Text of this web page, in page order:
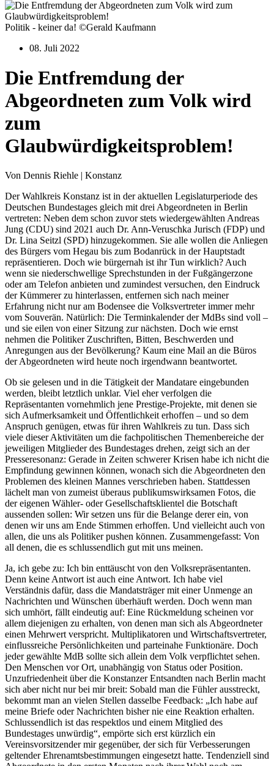
Politik - keiner da! ©Gerald Kaufmann
08. Juli 2022
Die Entfremdung der
Abgeordneten zum Volk wird
zum
Glaubwürdigkeitsproblem!
Von Dennis Riehle | Konstanz
Der Wahlkreis Konstanz ist in der aktuellen Legislaturperiode des
Deutschen Bundestages gleich mit drei Abgeordneten in Berlin
vertreten: Neben dem schon zuvor stets wiedergewählten Andreas
Jung (CDU) sind 2021 auch Dr. Ann-Veruschka Jurisch (FDP) und
Dr. Lina Seitzl (SPD) hinzugekommen. Sie alle wollen die Anliegen
des Bürgers vom Hegau bis zum Bodanrück in der Hauptstadt
repräsentieren. Doch wie bürgernah ist ihr Tun wirklich? Auch
wenn sie niederschwellige Sprechstunden in der Fußgängerzone
oder am Telefon anbieten und zumindest versuchen, den Eindruck
der Kümmerer zu hinterlassen, entfernen sich nach meiner
Erfahrung nicht nur am Bodensee die Volksvertreter immer mehr
vom Souverän. Natürlich: Die Terminkalender der MdBs sind voll –
und sie eilen von einer Sitzung zur nächsten. Doch wie ernst
nehmen die Politiker Zuschriften, Bitten, Beschwerden und
Anregungen aus der Bevölkerung? Kaum eine Mail an die Büros
der Abgeordneten wird heute noch irgendwann beantwortet.
Ob sie gelesen und in die Tätigkeit der Mandatare eingebunden
werden, bleibt letztlich unklar. Viel eher verfolgen die
Repräsentanten vornehmlich jene Prestige-Projekte, mit denen sie
sich Aufmerksamkeit und Öffentlichkeit erhoffen – und so dem
Anspruch genügen, etwas für ihren Wahlkreis zu tun. Dass sich
viele dieser Aktivitäten um die fachpolitischen Themenbereiche der
jeweiligen Mitglieder des Bundestages drehen, zeigt sich an der
Presseresonanz: Gerade in Zeiten schwerer Krisen habe ich nicht die
Empfindung gewinnen können, wonach sich die Abgeordneten den
Problemen des kleinen Mannes verschrieben haben. Stattdessen
lächelt man von zumeist überaus publikumswirksamen Fotos, die
der eigenen Wähler- oder Gesellschaftsklientel die Botschaft
aussenden sollen: Wir setzen uns für die Belange derer ein, von
denen wir uns am Ende Stimmen erhoffen. Und vielleicht auch von
allen, die uns als Politiker pushen können. Zusammengefasst: Von
all denen, die es schlussendlich gut mit uns meinen.
Ja, ich gebe zu: Ich bin enttäuscht von den Volksrepräsentanten.
Denn keine Antwort ist auch eine Antwort. Ich habe viel
Verständnis dafür, dass die Mandatsträger mit einer Unmenge an
Nachrichten und Wünschen überhäuft werden. Doch wenn man
sich umhört, fällt eindeutig auf: Eine Rückmeldung scheinen vor
allem diejenigen zu erhalten, von denen man sich als Abgeordneter
einen Mehrwert verspricht. Multiplikatoren und Wirtschaftsvertreter,
einflussreiche Persönlichkeiten und parteinahe Funktionäre. Doch
jeder gewählte MdB sollte sich allein dem Volk verpflichtet sehen.
Den Menschen vor Ort, unabhängig von Status oder Position.
Unzufriedenheit über die Konstanzer Entsandten nach Berlin macht
sich aber nicht nur bei mir breit: Sobald man die Fühler ausstreckt,
bekommt man an vielen Stellen dasselbe Feedback: „Ich habe auf
meine Briefe oder Nachrichten bisher nie eine Reaktion erhalten.
Schlussendlich ist das respektlos und einem Mitglied des
Bundestages unwürdig“, empörte sich erst kürzlich ein
Vereinsvorsitzender mir gegenüber, der sich für Verbesserungen
geltender Ehrenamtsbestimmungen eingesetzt hatte. Tendenziell sind